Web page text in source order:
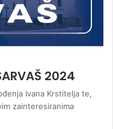
2024
Ivana Krstitelja te,
zainteresiranima